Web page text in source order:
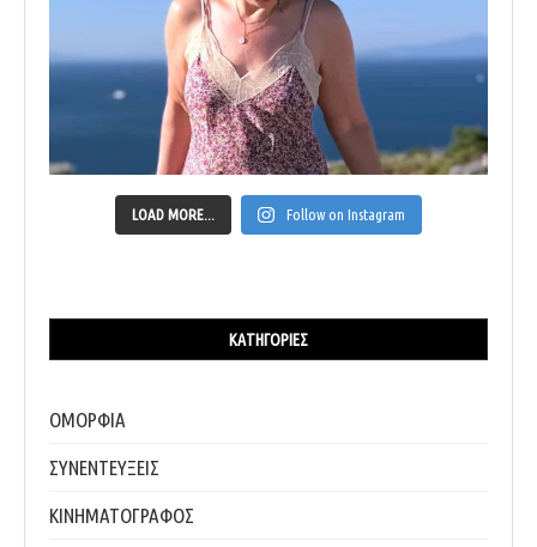
LOAD MORE... Follow on Instagram
ΚΑΤΗΓΟΡΊΕΣ
ΟΜΟΡΦΙΑ
ΣΥΝΕΝΤΕΥΞΕΙΣ
ΚΙΝΗΜΑΤΟΓΡΑΦΟΣ